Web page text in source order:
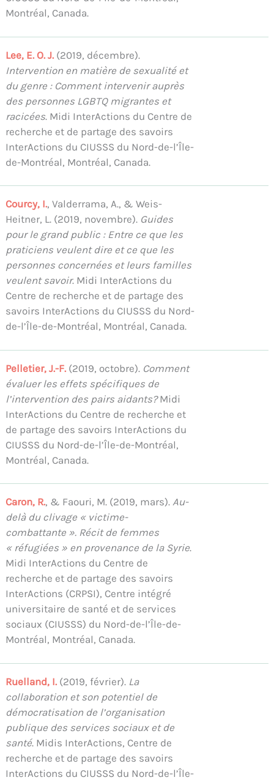
Montréal, Canada.
Lee, E. O. J. (2019, décembre).
Intervention en matière de sexualité et
du genre : Comment intervenir auprès
des personnes LGBTQ migrantes et
racicées. Midi InterActions du Centre de
recherche et de partage des savoirs
InterActions du CIUSSS du Nord-de-l’Île-
de-Montréal, Montréal, Canada.
Courcy, I., Valderrama, A., & Weis-
Heitner, L. (2019, novembre). Guides
pour le grand public : Entre ce que les
praticiens veulent dire et ce que les
personnes concernées et leurs familles
veulent savoir. Midi InterActions du
Centre de recherche et de partage des
savoirs InterActions du CIUSSS du Nord-
de-l’Île-de-Montréal, Montréal, Canada.
Pelletier, J.-F. (2019, octobre). Comment
évaluer les effets spécifiques de
l’intervention des pairs aidants?Midi
InterActions du Centre de recherche et
de partage des savoirs InterActions du
CIUSSS du Nord-de-l’Île-de-Montréal,
Montréal, Canada.
Caron, R., & Faouri, M. (2019, mars).Au-
delà du clivage « victime-
combattante ». Récit de femmes
« réfugiées » en provenance de la Syrie.
Midi InterActions du Centre de
recherche et de partage des savoirs
InterActions (CRPSI), Centre intégré
universitaire de santé et de services
sociaux (CIUSSS) du Nord-de-l’Île-de-
Montréal, Montréal, Canada.
Ruelland, I. (2019, février). La
collaboration et son potentiel de
démocratisation de l’organisation
publique des services sociaux et de
santé. Midis InterActions, Centre de
recherche et de partage des savoirs
InterActions du CIUSSS du Nord-de-l’Île-